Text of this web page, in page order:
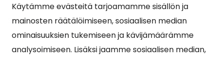
Käytämme evästeitä tarjoamamme sisällön ja
mainosten räätälöimiseen, sosiaalisen median
ominaisuuksien tukemiseen ja kävijämäärämme
analysoimiseen. Lisäksi jaamme sosiaalisen median,
Suosituimmat sivut
Esityslistat, pöytäkirjat, viranhaltijapäätökset ja
kuulutukset